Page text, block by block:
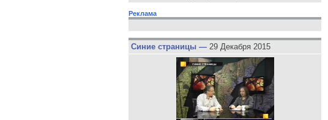
Реклама
Синие страницы — 29 Декабря 2015